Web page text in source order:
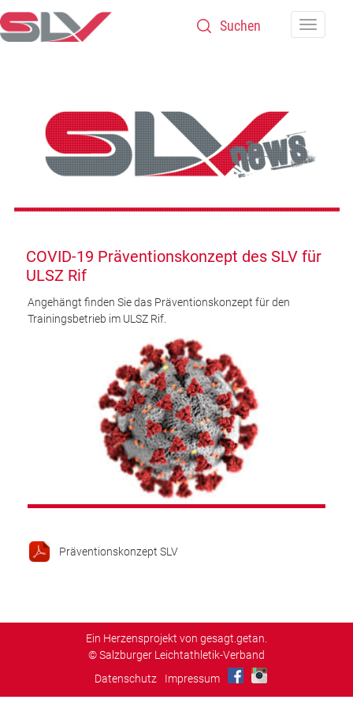
Zum Inhalt
COVID-19 Präventionskonzept des SLV für
ULSZ Rif
Angehängt finden Sie das Präventionskonzept für den
Trainingsbetrieb im ULSZ Rif.
Präventionskonzept SLV
Ein Herzensprojekt von gesagt.getan.
© Salzburger Leichtathletik-Verband
Datenschutz
Impressum